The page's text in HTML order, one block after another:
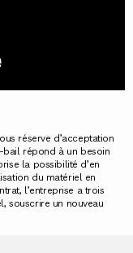
réserve d’acceptation
répond à un besoin
la possibilité d’en
du matériel en
l’entreprise a trois
souscrire un nouveau